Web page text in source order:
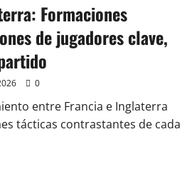
Formaciones
de jugadores clave,
0
entre Francia e Inglaterra
tácticas contrastantes de cada